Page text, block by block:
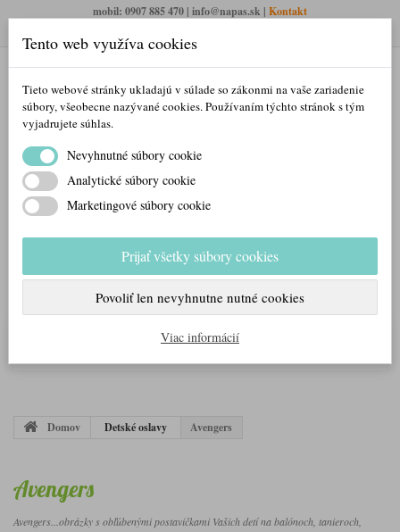
mobil: 0907 885 470 | info@napas.sk | Kontakt
Prihlásiť/Registrovať sa
Váš košík
0 produktov
KATEGÓRIE
Domov Detské oslavy Avengers
Avengers
Avengers...obrázky s obľúbenými postavičkami Vašich detí na balónoch, tanieroch,
Tento web využíva cookies
Tieto webové stránky ukladajú v súlade so zákonmi na vaše zariadenie
súbory, všeobecne nazývané cookies. Používaním týchto stránok s tým
vyjadrujete súhlas.
Nevyhnutné súbory cookie
Analytické súbory cookie
Marketingové súbory cookie
Prijať všetky súbory cookies
Povoliť len nevyhnutne nutné cookies
Viac informácií